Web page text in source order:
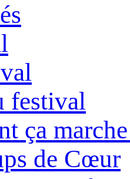
festival
ça
de Cœur